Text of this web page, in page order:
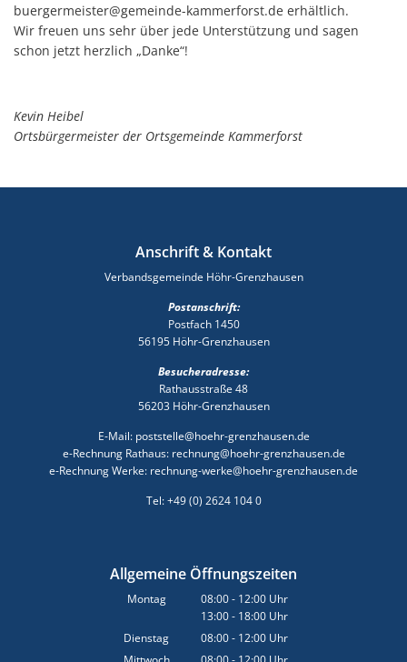
buergermeister@gemeinde-kammerforst.de erhältlich.
Wir freuen uns sehr über jede Unterstützung und sagen
schon jetzt herzlich „Danke“!
Kevin Heibel
Ortsbürgermeister der Ortsgemeinde Kammerforst
Anschrift & Kontakt
Verbandsgemeinde Höhr-Grenzhausen
Postanschrift:
Postfach 1450
56195 Höhr-Grenzhausen
Besucheradresse:
Rathausstraße 48
56203 Höhr-Grenzhausen
E-Mail: poststelle@hoehr-grenzhausen.de
e-Rechnung Rathaus: rechnung@hoehr-grenzhausen.de
e-Rechnung Werke: rechnung-werke@hoehr-grenzhausen.de
Tel: +49 (0) 2624 104 0
Allgemeine Öffnungszeiten
Montag 08:00- 12:00 Uhr
Von 08:00 bis 12:00 Uhr
13:00- 18:00 Uhr
Von 13:00 bis 18:00 Uhr
Dienstag 08:00- 12:00 Uhr
Von 08:00 bis 12:00 Uhr